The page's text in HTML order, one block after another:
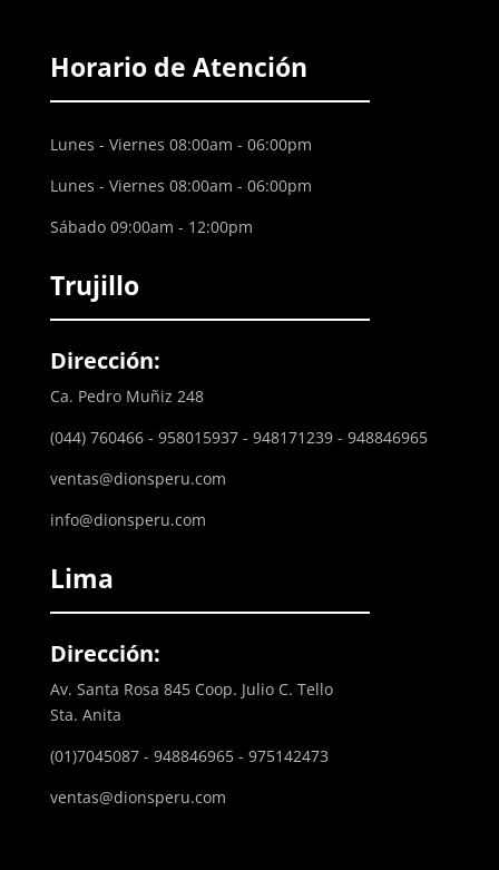
Horario de Atención
Lunes - Viernes 08:00am - 06:00pm
Lunes - Viernes 08:00am - 06:00pm
Sábado 09:00am - 12:00pm
Trujillo
Dirección:
Ca. Pedro Muñiz 248
(044) 760466 - 958015937 - 948171239 - 948846965
ventas@dionsperu.com
info@dionsperu.com
Lima
Dirección:
Av. Santa Rosa 845 Coop. Julio C. Tello
Sta. Anita
(01)7045087 - 948846965 - 975142473
ventas@dionsperu.com